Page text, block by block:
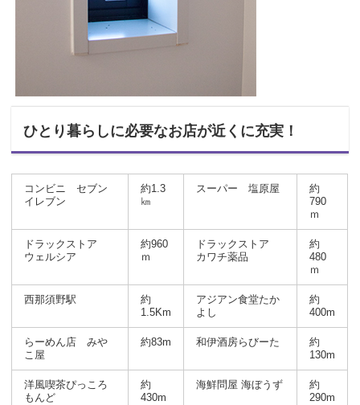
ひとり暮らしに必要なお店が近くに充実！
コンビニ セブン
イレブン
約1.3
㎞
スーパー 塩原屋
約
790
ｍ
ドラックストア
ウェルシア
約960
ｍ
ドラックストア
カワチ薬品
約
480
ｍ
西那須野駅
約
1.5Km
アジアン食堂たか
よし
約
400m
らーめん店 みや
こ屋
約83m 和伊酒房らびーた
約
130m
洋風喫茶ぴっころ
もんど
約
430m
海鮮問屋 海ぼうず
約
290m